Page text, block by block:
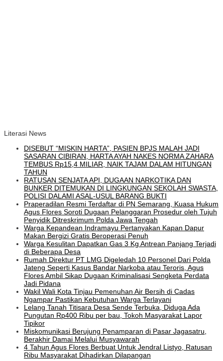
Literasi News
DISEBUT “MISKIN HARTA”, PASIEN BPJS MALAH JADI
SASARAN CIBIRAN, HARTA AYAH NAKES NORMA ZAHARA
TEMBUS Rp15,4 MILIAR, NAIK TAJAM DALAM HITUNGAN
TAHUN
RATUSAN SENJATA API, DUGAAN NARKOTIKA DAN
BUNKER DITEMUKAN DI LINGKUNGAN SEKOLAH SWASTA,
POLISI DALAMI ASAL-USUL BARANG BUKTI
Praperadilan Resmi Terdaftar di PN Semarang, Kuasa Hukum
Agus Flores Soroti Dugaan Pelanggaran Prosedur oleh Tujuh
Penyidik Ditreskrimum Polda Jawa Tengah
Warga Kepandean Indramayu Pertanyakan Kapan Dapur
Makan Bergizi Gratis Beroperasi Penuh
Warga Kesulitan Dapatkan Gas 3 Kg Antrean Panjang Terjadi
di Beberapa Desa
Rumah Direktur PT LMG Digeledah 10 Personel Dari Polda
Jateng Seperti Kasus Bandar Narkoba atau Teroris, Agus
Flores Ambil Sikap Dugaan Kriminalisasi Sengketa Perdata
Jadi Pidana
Wakil Wali Kota Tinjau Pemenuhan Air Bersih di Cadas
Ngampar Pastikan Kebutuhan Warga Terlayani
Lelang Tanah Titisara Desa Sende Terbuka, Diduga Ada
Pungutan Rp400 Ribu per bau, Tokoh Masyarakat Lapor
Tipikor
Miskomunikasi Berujung Penamparan di Pasar Jagasatru,
Berakhir Damai Melalui Musyawarah
4 Tahun Agus Flores Berbuat Untuk Jendral Listyo, Ratusan
Ribu Masyarakat Dihadirkan Dilapangan